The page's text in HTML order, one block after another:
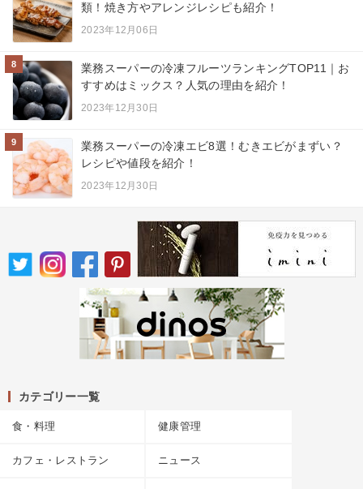
類！焼き方やアレンジレシピも紹介！
2023年12月06日
8
業務スーパーの冷凍フルーツランキングTOP11｜お
すすめはミックス？人気の理由を紹介！
2023年12月30日
9
業務スーパーの冷凍エビ8選！むきエビがまずい？
レシピや値段を紹介！
2023年12月30日
カテゴリー一覧
食・料理 健康管理
カフェ・レストラン ニュース